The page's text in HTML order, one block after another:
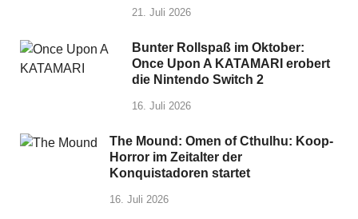
21. Juli 2026
Bunter Rollspaß im Oktober:
Once Upon A KATAMARI erobert
die Nintendo Switch 2
16. Juli 2026
The Mound: Omen of Cthulhu: Koop-
Horror im Zeitalter der
Konquistadoren startet
16. Juli 2026